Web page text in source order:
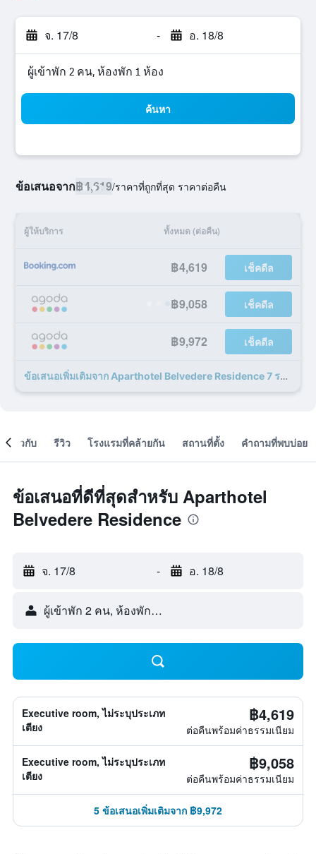
จ. 17/8 - อ. 18/8
ผู้เข้าพัก 2 คน, ห้องพัก 1 ห้อง
ค้นหา
ข้อเสนอจาก฿4,619/ราคาที่ถูกที่สุด ราคาต่อคืน
ผู้ให้บริการ ทั้งหมด (ต่อคืน)
฿4,619 เช็คดีล
฿9,058 เช็คดีล
฿9,972 เช็คดีล
ข้อเสนอเพิ่มเติมจาก Aparthotel Belvedere Residence 7 รายการ
เกี่ยวกับ รีวิว โรงแรมที่คล้ายกัน สถานที่ตั้ง คำถามที่พบบ่อย
ข้อเสนอที่ดีที่สุดสำหรับ Aparthotel
Belvedere Residence
จ. 17/8 - อ. 18/8
ผู้เข้าพัก 2 คน, ห้องพัก 1 ห้อง
Executive room, ไม่ระบุประเภท
เตียง
฿4,619
ต่อคืนพร้อมค่าธรรมเนียม
Executive room, ไม่ระบุประเภท
เตียง
฿9,058
ต่อคืนพร้อมค่าธรรมเนียม
5 ข้อเสนอเพิ่มเติมจาก ฿9,972